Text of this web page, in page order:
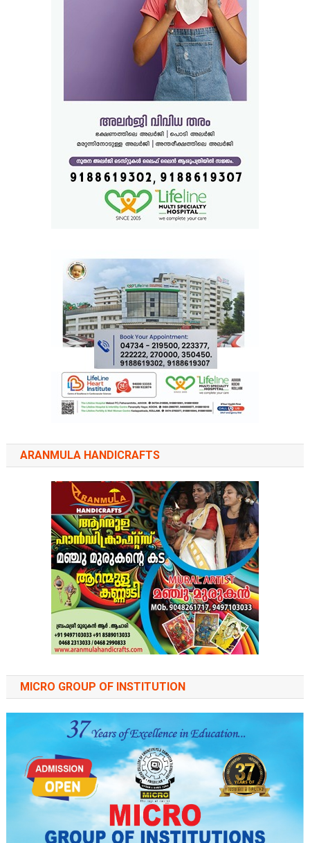
ARANMULA HANDICRAFTS
MICRO GROUP OF INSTITUTION